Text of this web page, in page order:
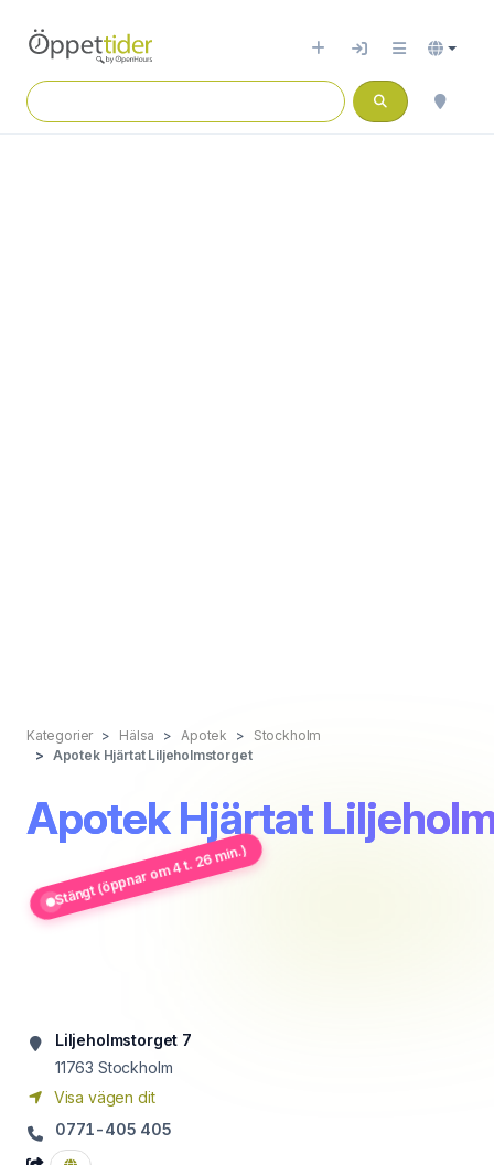
Kategorier Hälsa Apotek
Stockholm
Apotek Hjärtat Liljeholmstorget
Apotek Hjärtat
Stängt (öppnar om 4 t. 26 min.)
Liljeholmstorget 7
11763 Stockholm
Visa vägen dit
0771-405 405